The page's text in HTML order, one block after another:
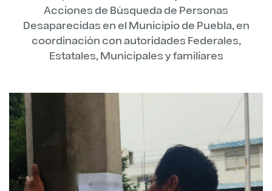
Acciones de Búsqueda de Personas
Desaparecidas en el Municipio de Puebla, en
coordinación con autoridades Federales,
Estatales, Municipales y familiares